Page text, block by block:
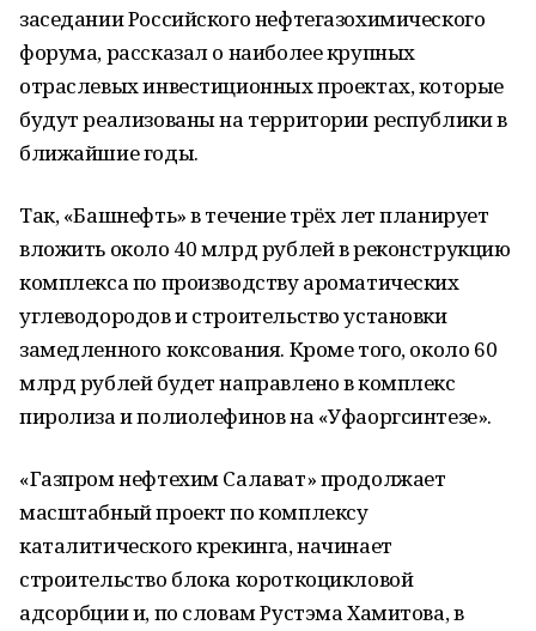
заседании Российского нефтегазохимического
форума, рассказал о наиболее крупных
отраслевых инвестиционных проектах, которые
будут реализованы на территории республики в
ближайшие годы.
Так, «Башнефть» в течение трёх лет планирует
вложить около 40 млрд рублей в реконструкцию
комплекса по производству ароматических
углеводородов и строительство установки
замедленного коксования. Кроме того, около 60
млрд рублей будет направлено в комплекс
пиролиза и полиолефинов на «Уфаоргсинтезе».
«Газпром нефтехим Салават» продолжает
масштабный проект по комплексу
каталитического крекинга, начинает
строительство блока короткоцикловой
адсорбции и, по словам Рустэма Хамитова, в